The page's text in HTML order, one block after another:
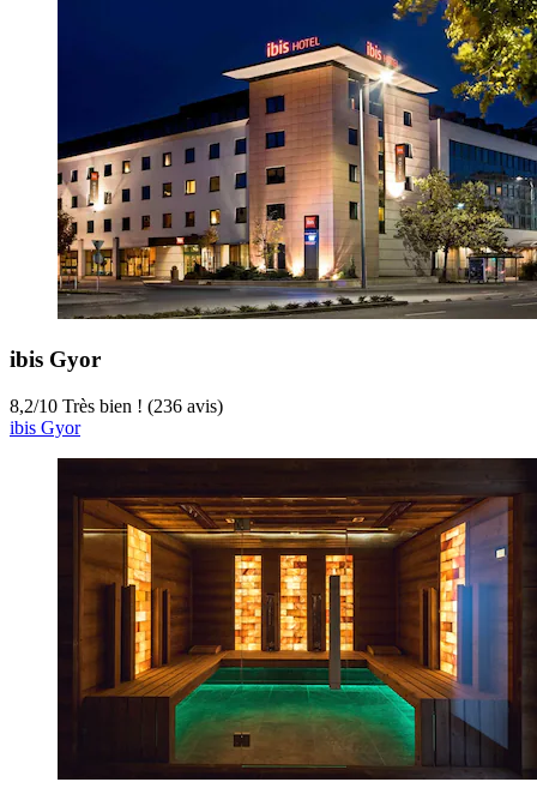
ibis Gyor
8,2/10 Très bien ! (236 avis)
ibis Gyor